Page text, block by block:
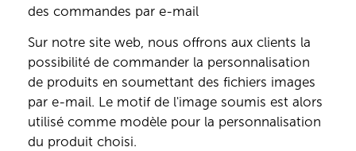
des commandes par e-mail
Sur notre site web, nous offrons aux clients la
possibilité de commander la personnalisation
de produits en soumettant des fichiers images
par e-mail. Le motif de l'image soumis est alors
utilisé comme modèle pour la personnalisation
du produit choisi.